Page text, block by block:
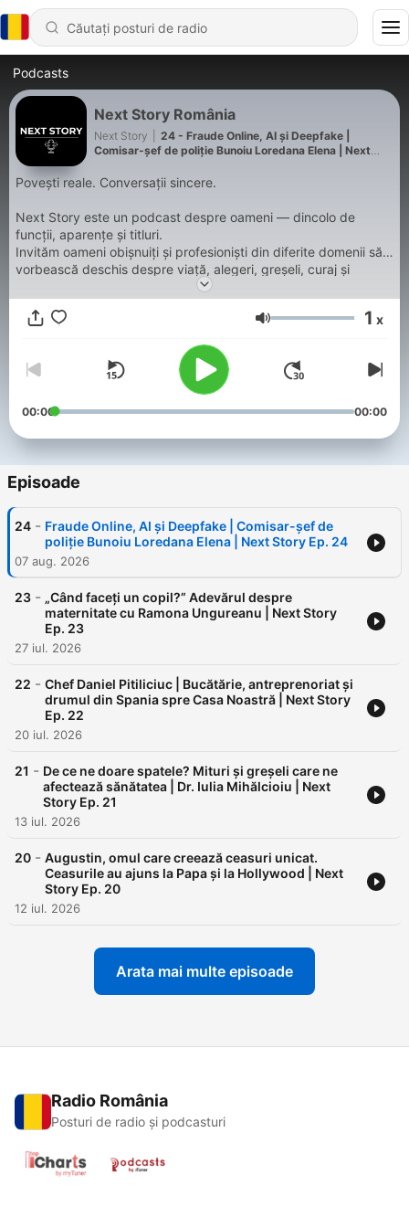
Podcasts
Next Story România
Next Story
24 - Fraude Online, AI și Deepfake |
Comisar-șef de poliție Bunoiu Loredana Elena | Next
Povești reale. Conversații sincere.
Next Story este un podcast despre oameni — dincolo de
funcții, aparențe și titluri.
Invităm oameni obișnuiți și profesioniști din diferite domenii să
vorbească deschis despre viață, alegeri, greșeli, curaj și
Credem că fiecare om are o poveste care merită ascultată.
Volum 1 x
00:00 00:00
Episoade
24 - Fraude Online, AI și Deepfake | Comisar-șef de
poliție Bunoiu Loredana Elena | Next Story Ep. 24
07 aug. 2026
23 - „Când faceți un copil?” Adevărul despre
maternitate cu Ramona Ungureanu | Next Story
Ep. 23
27 iul. 2026
22 - Chef Daniel Pitiliciuc | Bucătărie, antreprenoriat și
drumul din Spania spre Casa Noastră | Next Story
Ep. 22
20 iul. 2026
21 - De ce ne doare spatele? Mituri și greșeli care ne
afectează sănătatea | Dr. Iulia Mihălcioiu | Next
Story Ep. 21
13 iul. 2026
20 - Augustin, omul care creează ceasuri unicat.
Ceasurile au ajuns la Papa și la Hollywood | Next
Story Ep. 20
12 iul. 2026
Arata mai multe episoade
Radio România
Posturi de radio și podcasturi